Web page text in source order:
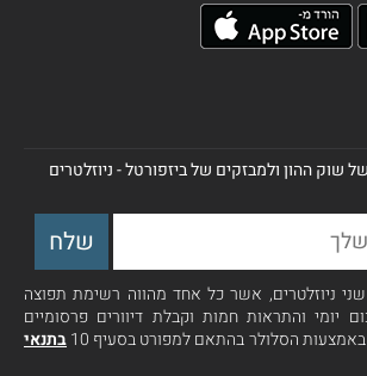
שוק ההון ולמבזקים של ביזפורטל - ניוזלטרים
ניוזלטרים, אשר כל אחד מהווה רשימת תפוצה
יומי והתראות חמות וקבלת דיוורים פרסומיים
הסלולר בהתאם למפורט בסעיף 10
בתנאי